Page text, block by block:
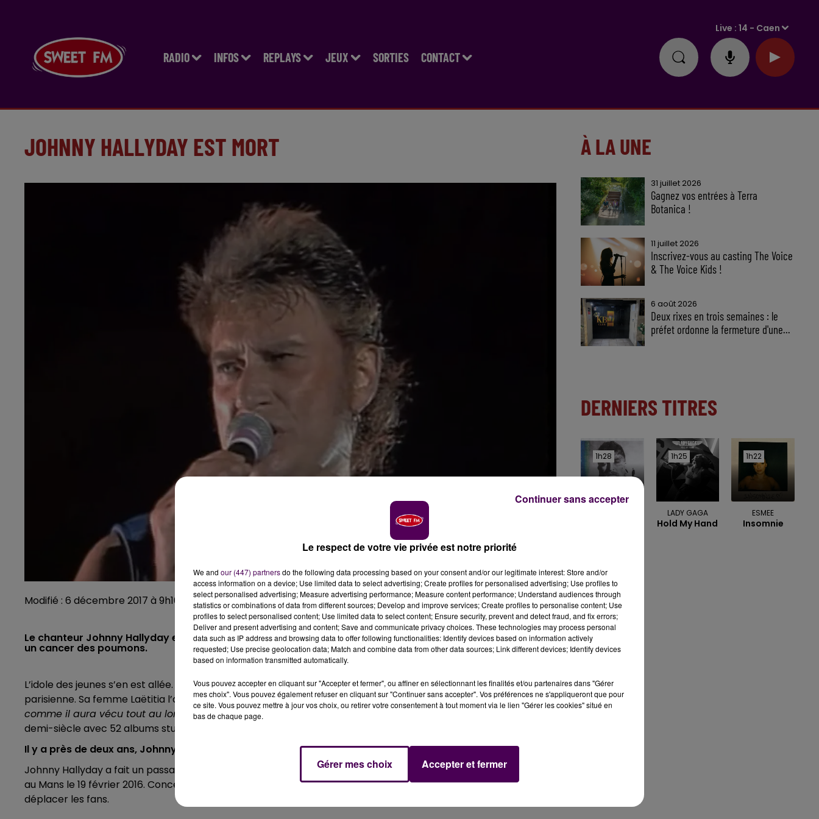
RADIO INFOS REPLAYS JEUX SORTIES CONTACT
Live :14 - Caen
JOHNNY HALLYDAY EST MORT
Modifié : 6 décembre 2017 à 9h10 par Noëlline Garon
Le chanteur Johnny Hallyday est décédé dans la nuit du mardi 5 au mercredi 6 décembre. Il a succombé à
un cancer des poumons.
L’idole des jeunes s’en est allée. Johnny Hallyday est mort dans la nuit de mardi à mercredi chez lui en région
parisienne. Sa femme Laëtitia l’a annoncé vers 3h du matin."Mon homme n'est plus. Il nous quitte cette nuit
comme il aura vécu tout au long de sa vie, avec courage et dignité"
demi-siècle avec 52 albums studio à son actif.
Il y a près de deux ans, Johnny était au Mans
Johnny Hallyday a fait un passage plus que remarqué en Sarthe. Le chanteur est monté sur la scène d’Antarès
au Mans le 19 février 2016. Concert dans le cadre de sa dernière tournée"Rester vivant". Il avait alors fait
déplacer les fans.
À LA UNE
31 juillet 2026
Gagnez vos entrées à Terra
Botanica !
11 juillet 2026
Inscrivez-vous au casting The Voice
& The Voice Kids !
6 août 2026
Deux rixes en trois semaines : le
préfet ordonne la fermeture d'une...
DERNIERS TITRES
1h28
1h28 1h25
1h25
LADY GAGA
Hold My Hand
1h22
1h22
ESMEE
Insomnie
Le respect de votre vie privée est notre priorité
We and our (447) partnersdo the following data processing based on your consent and/or our legitimate interest: Store and/or
access information on a device; Use limited data to select advertising; Create profiles for personalised advertising; Use profiles to
select personalised advertising; Measure advertising performance; Measure content performance; Understand audiences through
statistics or combinations of data from different sources; Develop and improve services; Create profiles to personalise content; Use
profiles to select personalised content; Use limited data to select content; Ensure security, prevent and detect fraud, and fix errors;
Deliver and present advertising and content; Save and communicate privacy choices. These technologies may process personal
data such as IP address and browsing data to offer following functionalities: Identify devices based on information actively
requested; Use precise geolocation data; Match and combine data from other data sources; Link different devices; Identify devices
based on information transmitted automatically.
Vous pouvez accepter en cliquant sur "Accepter et fermer", ou affiner en sélectionnant les finalités et/ou partenaires dans "Gérer
mes choix". Vous pouvez également refuser en cliquant sur "Continuer sans accepter". Vos préférences ne s'appliqueront que pour
ce site. Vous pouvez mettre à jour vos choix, ou retirer votre consentement à tout moment via le lien "Gérer les cookies" situé en
bas de chaque page.
Gérer mes choix Accepter et fermer
Continuer sans accepter